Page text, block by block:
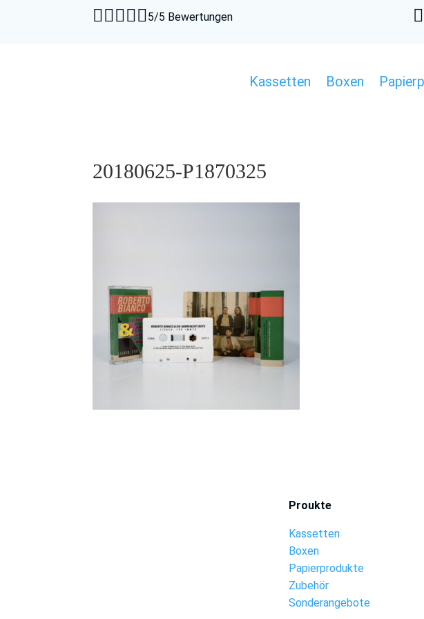
5/5 Bewertungen 
Kassetten Boxen
20180625-P1870325
Proukte
Kassetten
Boxen
Papierprodukte
Zubehör
Sonderangebote